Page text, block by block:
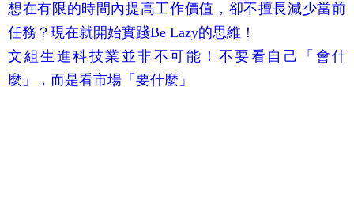
想在有限的時間內提高工作價值，卻不擅長減少當前
任務？現在就開始實踐Be Lazy的思維！
文組生進科技業並非不可能！不要看自己「會什
麼」，而是看市場「要什麼」